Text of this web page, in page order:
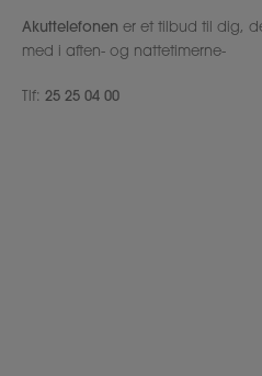
Akuttelefonen er et tilbud til dig,
med i aften- og nattetimerne-
Tlf: 25 25 04 00